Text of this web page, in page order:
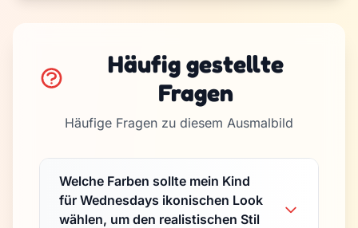
Häufig gestellte
Fragen
Häufige Fragen zu diesem Ausmalbild
Welche Farben sollte mein Kind
für Wednesdays ikonischen Look
wählen, um den realistischen Stil